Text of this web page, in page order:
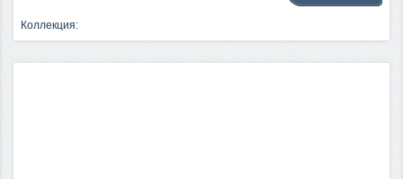
Коллекция: